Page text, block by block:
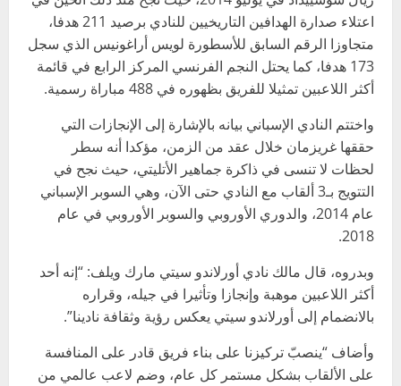
اعتلاء صدارة الهدافين التاريخيين للنادي برصيد 211 هدفا،
متجاوزا الرقم السابق للأسطورة لويس أراغونيس الذي سجل
173 هدفا، كما يحتل النجم الفرنسي المركز الرابع في قائمة
أكثر اللاعبين تمثيلا للفريق بظهوره في 488 مباراة رسمية.
واختتم النادي الإسباني بيانه بالإشارة إلى الإنجازات التي
حققها غريزمان خلال عقد من الزمن، مؤكدا أنه سطر
لحظات لا تنسى في ذاكرة جماهير الأتليتي، حيث نجح في
التتويج بـ3 ألقاب مع النادي حتى الآن، وهي السوبر الإسباني
عام 2014، والدوري الأوروبي والسوبر الأوروبي في عام
2018.
وبدروه، قال مالك نادي أورلاندو سيتي مارك ويلف: “إنه أحد
أكثر اللاعبين موهبة وإنجازا وتأثيرا في جيله، وقراره
بالانضمام إلى أورلاندو سيتي يعكس رؤية وثقافة نادينا”.
وأضاف “ينصبّ تركيزنا على بناء فريق قادر على المنافسة
على الألقاب بشكل مستمر كل عام، وضم لاعب عالمي من